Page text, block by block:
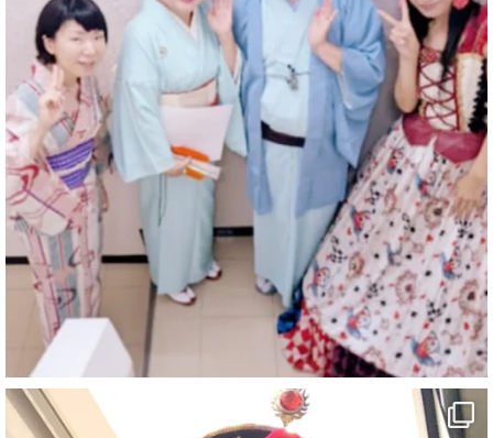
マジシャン派遣 パッションプリンセス【公式】
@comedy_illusion 7 8月
お疲れ様です
YouTubeを更新しました
https://youtu.be/9sHKhUQBmUE
@YouTube
#企業公式がお疲れ様を言い合う
#チャンネル登録おねがいします
#愛媛県
#新居浜市
#マイントピア別子
#泉寿亭
#有形文化財
#四国
#愛媛観光
#旅行